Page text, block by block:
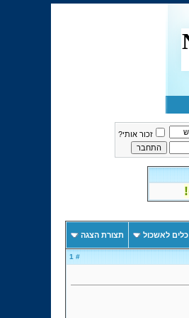
זכור אותי?
כלים לאשכול תצורת הצגה
# 1